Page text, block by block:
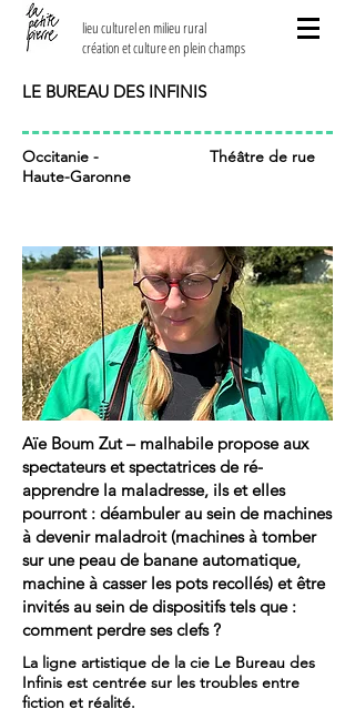
lieu culturel en milieu rural
création et culture en plein champs
LE BUREAU DES INFINIS
Occitanie -
Haute-Garonne
Théâtre de rue
Aïe Boum Zut – malhabile propose aux
spectateurs et spectatrices de ré-
apprendre la maladresse, ils et elles
pourront : déambuler au sein de machines
à devenir maladroit (machines à tomber
sur une peau de banane automatique,
machine à casser les pots recollés) et être
invités au sein de dispositifs tels que :
comment perdre ses clefs ?
La ligne artistique de la cie Le Bureau des
Infinis est centrée sur les troubles entre
fiction et réalité.